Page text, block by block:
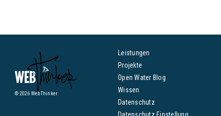
© 2026 WebThinker
Leistungen
Projekte
Open Water Blog
Wissen
Datenschutz
Datenschutz Einstellung